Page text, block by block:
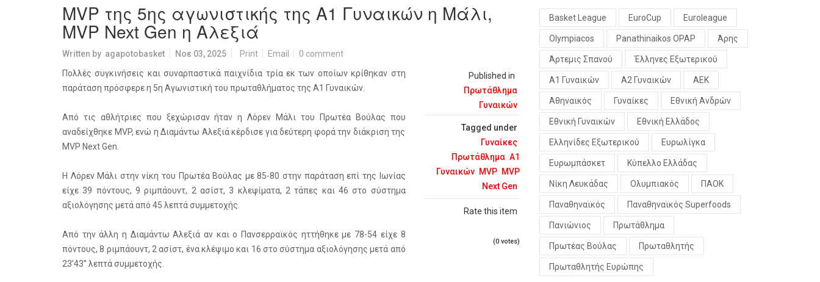
MVP της 5ης αγωνιστικής της Α1 Γυναικών η Μάλι,
MVP Next Gen η Αλεξιά
Written by agapotobasket Νοε 03, 2025 Print Email 0 comment
Published in
Πρωτάθλημα
Γυναικών
Tagged under
Γυναίκες
Πρωτάθλημα Α1
Γυναικών MVP MVP
Next Gen
Rate this item
(0 votes)
Πολλές συγκινήσεις και συναρπαστικά παιχνίδια τρία εκ των οποίων κρίθηκαν στη
παράταση πρόσφερε η 5η Αγωνιστική του πρωταθλήματος της Α1 Γυναικών.
Από τις αθλήτριες που ξεχώρισαν ήταν η Λόρεν Μάλι του Πρωτέα Βούλας που
αναδείχθηκε MVP, ενώ η Διαμάντω Αλεξιά κέρδισε για δεύτερη φορά την διάκριση της
MVP Next Gen.
Η Λόρεν Μάλι στην νίκη του Πρωτέα Βούλας με 85-80 στην παράταση επί της Ιωνίας
είχε 39 πόντους, 9 ριμπάουντ, 2 ασίστ, 3 κλεψίματα, 2 τάπες και 46 στο σύστημα
αξιολόγησης μετά από 45 λεπτά συμμετοχής.
Από την άλλη η Διαμάντω Αλεξιά αν και ο Πανσερραϊκός ηττήθηκε με 78-54 είχε 8
πόντους, 8 ριμπάουντ, 2 ασίστ, ένα κλέψιμο και 16 στο σύστημα αξιολόγησης μετά από
23’43’’ λεπτά συμμετοχής.
Basket League EuroCup Euroleague
Olympiacos Panathinaikos OPAP Άρης
Άρτεμις Σπανού Έλληνες Εξωτερικού
Α1 Γυναικών Α2 Γυναικών ΑΕΚ
Αθηναικός Γυναίκες Εθνική Ανδρών
Εθνική Γυναικών Εθνική Ελλάδος
Ελληνίδες Εξωτερικού Ευρωλίγκα
Ευρωμπάσκετ Κύπελλο Ελλάδας
Νίκη Λευκάδας Ολυμπιακός ΠΑΟΚ
Παναθηναϊκός Παναθηναϊκός Superfoods
Πανιώνιος Πρωτάθλημα
Πρωτέας Βούλας Πρωταθλητής
Πρωταθλητής Ευρώπης